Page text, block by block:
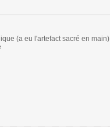
(a eu l'artefact sacré en